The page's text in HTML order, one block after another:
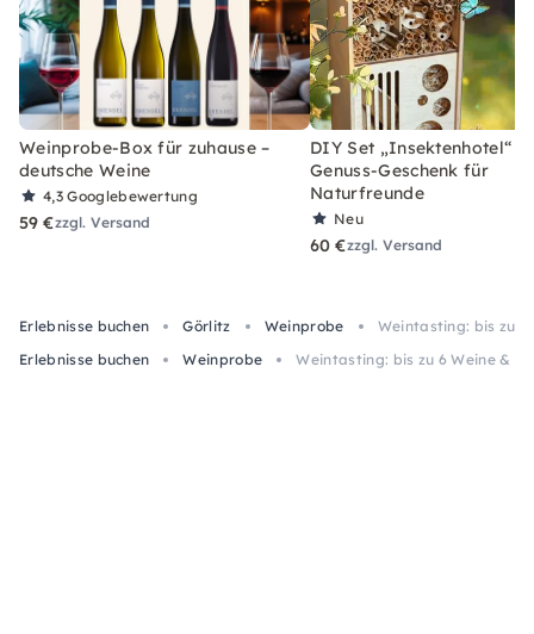
Weinprobe-Box für zuhause –
deutsche Weine
4,3Googlebewertung
59 €zzgl. Versand
DIY Set „Insektenhotel“ –
Genuss-Geschenk für
Naturfreunde
Neu
60 €zzgl. Versand
Erlebnisse buchen Görlitz Weinprobe
Weintasting: bis zu 6
Erlebnisse buchen
Weinprobe Weintasting: bis zu 6 Weine &